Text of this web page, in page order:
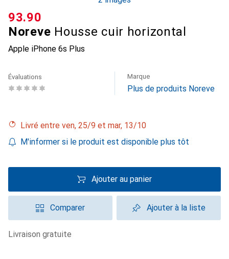
Noreve Housse cuir horizontal
Apple iPhone 6s Plus
CHF
93.90
Évaluations Marque
Plus de produits Noreve
Livré entre ven, 25/9 et mar, 13/10
M'informer si le produit est disponible plus tôt
Ajouter au panier
Comparer Ajouter à la liste
livraison gratuite